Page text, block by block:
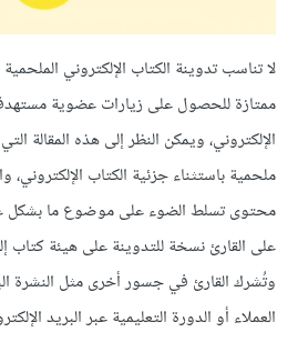
لا تناسب تدوينة الكتاب الإلكتروني
ممتازة للحصول على زيارات عضوية
الإلكتروني، ويمكن النظر إلى هذه المقالة
ملحمية باستثناء جزئية الكتاب
محتوى تسلط الضوء على موضوع ما بشكل
على القارئ نسخة للتدوينة على هيئة كتاب
وتُشرك القارئ في جسور أخرى مثل النشرة
العملاء أو الدورة التعليمية عبر البريد